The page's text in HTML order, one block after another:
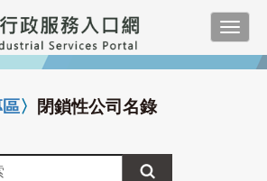
〉 閉鎖性公司名錄